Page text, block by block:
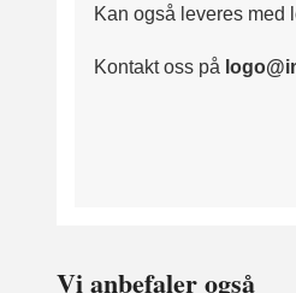
Kan også leveres med
Kontakt oss på
Vi anbefaler også